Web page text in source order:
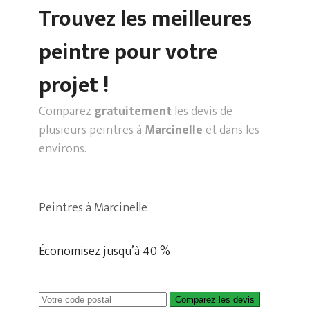
Trouvez les meilleures
peintre pour votre
projet !
Comparez gratuitementles devis de
plusieurs peintres à Marcinelleet dans les
environs.
Peintres à Marcinelle
Économisez jusqu’à 40 %
Comparez les devis